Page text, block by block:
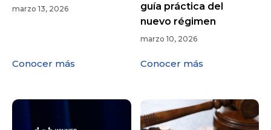
marzo 13, 2026
Conocer más
guía práctica del
nuevo régimen
marzo 10, 2026
Conocer más